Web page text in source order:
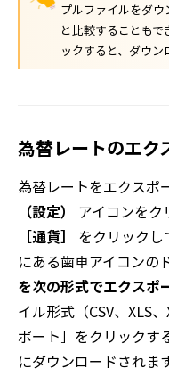
プルファイルをダ
と比較することもで
ックすると、ダウン
為替レートのエク
為替レートをエクスポ
（設定）
アイコンを
［通貨］
をクリック
にある歯車アイコンの
を次の形式でエクスポ
イル形式（CSV、XLS
ポート］をクリックす
にダウンロードされます